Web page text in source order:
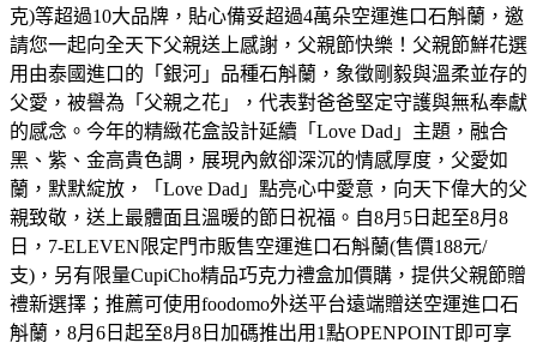
克)等超過10大品牌，貼心備妥超過4萬朵空運進口石斛蘭，邀
請您一起向全天下父親送上感謝，父親節快樂！父親節鮮花選
用由泰國進口的「銀河」品種石斛蘭，象徵剛毅與溫柔並存的
父愛，被譽為「父親之花」，代表對爸爸堅定守護與無私奉獻
的感念。今年的精緻花盒設計延續「Love Dad」主題，融合
黑、紫、金高貴色調，展現內斂卻深沉的情感厚度，父愛如
蘭，默默綻放，「Love Dad」點亮心中愛意，向天下偉大的父
親致敬，送上最體面且溫暖的節日祝福。自8月5日起至8月8
日，7-ELEVEN限定門市販售空運進口石斛蘭(售價188元/
支)，另有限量CupiCho精品巧克力禮盒加價購，提供父親節贈
禮新選擇；推薦可使用foodomo外送平台遠端贈送空運進口石
斛蘭，8月6日起至8月8日加碼推出用1點OPENPOINT即可享